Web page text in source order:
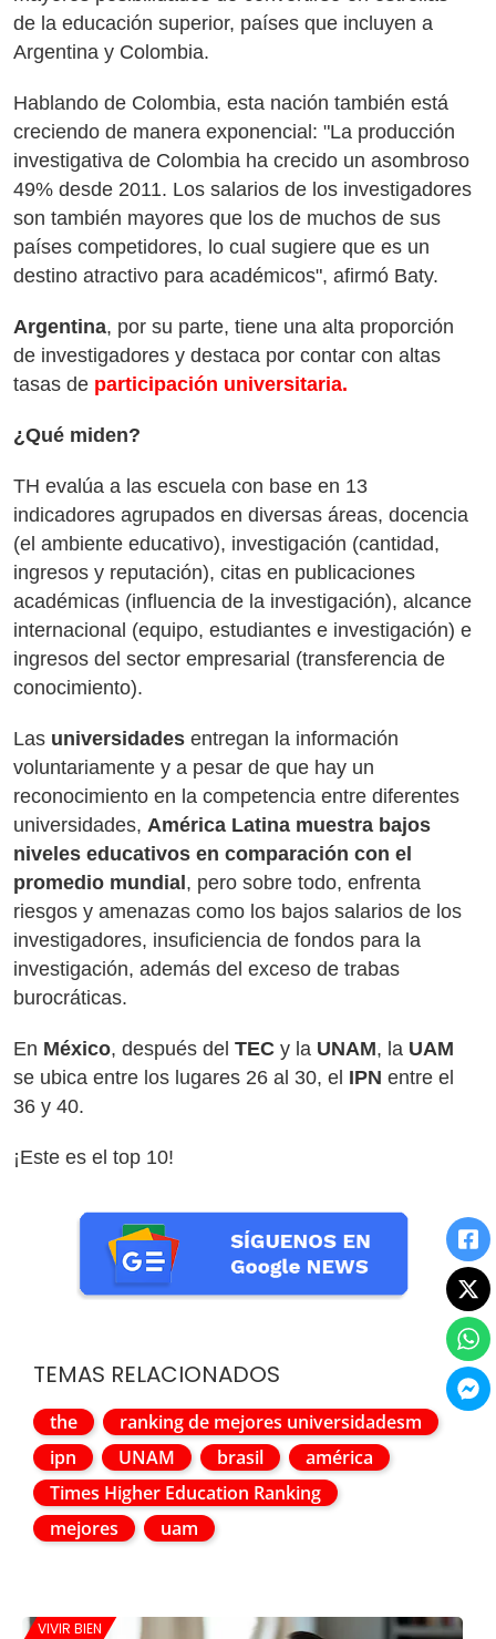
de la educación superior, países que incluyen a
Argentina y Colombia.
Hablando de Colombia, esta nación también está
creciendo de manera exponencial: "La producción
investigativa de Colombia ha crecido un asombroso
49% desde 2011. Los salarios de los investigadores
son también mayores que los de muchos de sus
países competidores, lo cual sugiere que es un
destino atractivo para académicos", afirmó Baty.
Argentina, por su parte, tiene una alta proporción
de investigadores y destaca por contar con altas
tasas de participación universitaria.
¿Qué miden?
TH evalúa a las escuela con base en 13
indicadores agrupados en diversas áreas, docencia
(el ambiente educativo), investigación (cantidad,
ingresos y reputación), citas en publicaciones
académicas (influencia de la investigación), alcance
internacional (equipo, estudiantes e investigación) e
ingresos del sector empresarial (transferencia de
conocimiento).
Las universidades entregan la información
voluntariamente y a pesar de que hay un
reconocimiento en la competencia entre diferentes
universidades, América Latina muestra bajos
niveles educativos en comparación con el
promedio mundial , pero sobre todo, enfrenta
riesgos y amenazas como los bajos salarios de los
investigadores, insuficiencia de fondos para la
investigación, además del exceso de trabas
burocráticas.
En México, después del TEC y la UNAM, la UAM
se ubica entre los lugares 26 al 30, el IPN entre el
36 y 40.
¡Este es el top 10!
TEMAS RELACIONADOS
the
ranking de mejores universidadesm
ipn
UNAM brasil
américa
Times Higher Education Ranking
mejores
uam
VIVIR BIEN